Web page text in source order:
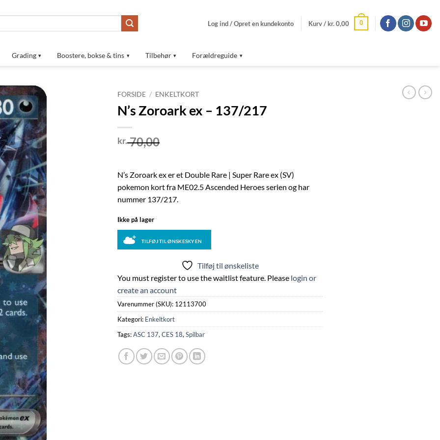
Log ind / Opret en kundekonto Kurv / kr.0,00 0
Grading Boostere, bokse & tins Tilbehør Forældreguide
Tilføj til
ønskeliste
FORSIDE / ENKELTKORT
N’s Zoroark ex – 137/217
kr.70,00
N’s Zoroark ex er et Double Rare | Super Rare ex (SV)
pokemon kort fra ME02.5 Ascended Heroes serien og har
nummer 137/217.
Ikke på lager
TILFØJ TIL ØNSKESKYEN
Tilføj til ønskeliste
You must register to use the waitlist feature. Please login or
create an account
Varenummer (SKU): 12113700
Kategori: Enkeltkort
Tags:ASC 137, CES 18, Spilbar